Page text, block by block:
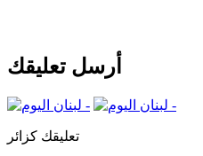
أرسل تعليقك
تعليقك كزائر